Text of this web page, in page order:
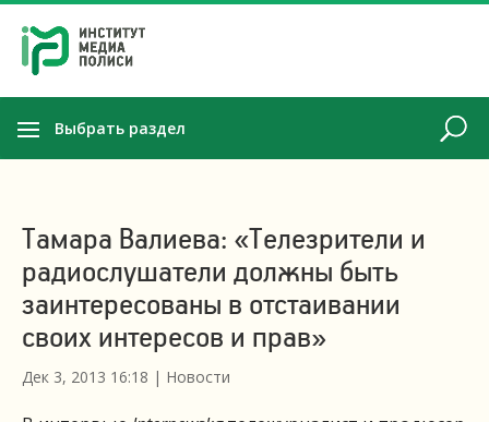
Выбрать раздел
Тамара Валиева: «Телезрители и
радиослушатели должны быть
заинтересованы в отстаивании
своих интересов и прав»
Дек 3, 2013 16:18 | Новости